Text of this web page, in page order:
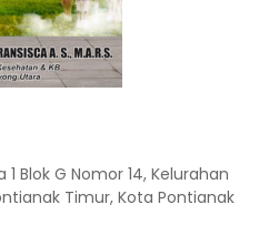
Blok G Nomor 14, Kelurahan
Timur, Kota Pontianak